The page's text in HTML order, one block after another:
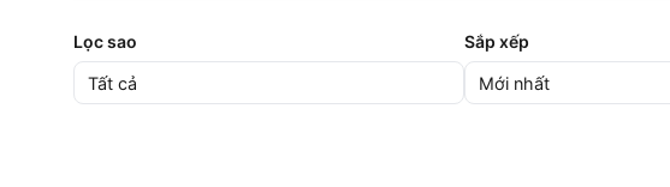
Lọc sao Sắp xếp